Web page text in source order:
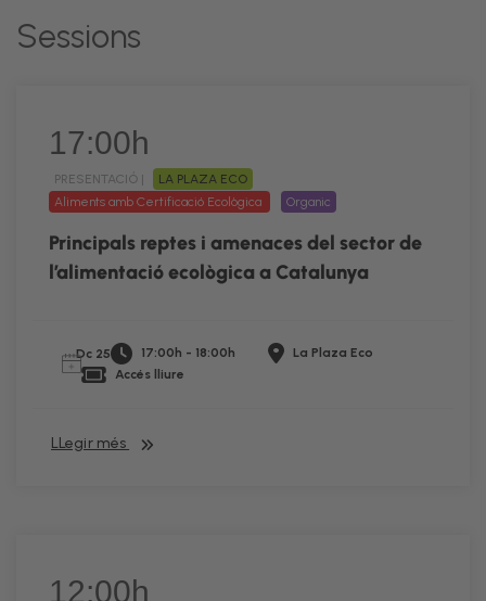
Sessions
17:00h
PRESENTACIÓ |
LA PLAZA ECO
Aliments amb Certificació Ecològica
Organic
Principals reptes i amenaces del sector de
l’alimentació ecològica a Catalunya
Dc 25 17:00h - 18:00h
La Plaza Eco
Accés lliure
LLegir més
12:00h